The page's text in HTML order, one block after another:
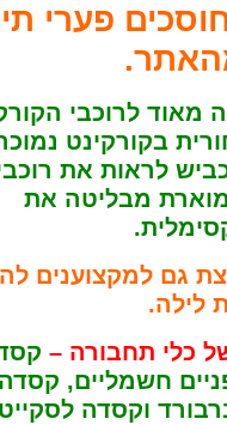
פערי
לרוכבי
בקורקינט
לראות את
מבליטה את
גם למקצוענים
לילה.
כלי תחבורה –
חשמליים, קסדה
וקסדה